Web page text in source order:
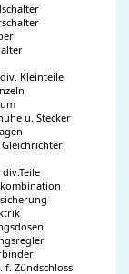
Kleinteile
u. Stecker
Gleichrichter
f. Zündschloss